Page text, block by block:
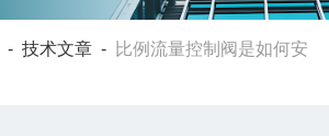
-技术文章 -
比例流量控制阀是如何安